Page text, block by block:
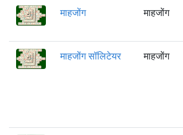
माहजोंग माहजोंग
माहजोंग सॉलिटेयर माहजोंग